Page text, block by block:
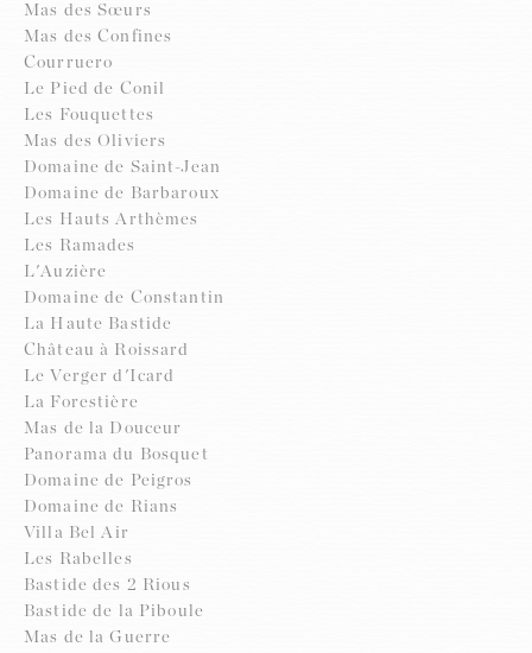
Mas des Sœurs
Mas des Confines
Courruero
Le Pied de Conil
Les Fouquettes
Mas des Oliviers
Domaine de Saint-Jean
Domaine de Barbaroux
Les Hauts Arthèmes
Les Ramades
L'Auzière
Domaine de Constantin
La Haute Bastide
Château à Roissard
Le Verger d'Icard
La Forestière
Mas de la Douceur
Panorama du Bosquet
Domaine de Peigros
Domaine de Rians
Villa Bel Air
Les Rabelles
Bastide des 2 Rious
Bastide de la Piboule
Mas de la Guerre